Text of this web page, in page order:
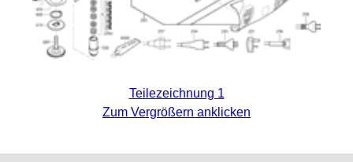
Teilezeichnung 1
Zum Vergrößern anklicken